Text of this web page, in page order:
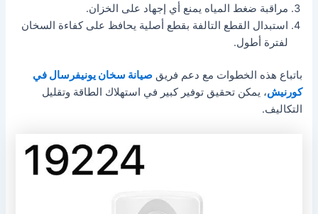
مراقبة ضغط المياه يمنع أي إجهاد على الخزان.
استبدال القطع التالفة بقطع أصلية يحافظ على كفاءة السخان
لفترة أطول.
باتباع هذه الخطوات مع دعم فريقصيانة سخان يونيفرسال في
كورنيش، يمكن تحقيق توفير كبير في استهلاك الطاقة وتقليل
التكاليف.